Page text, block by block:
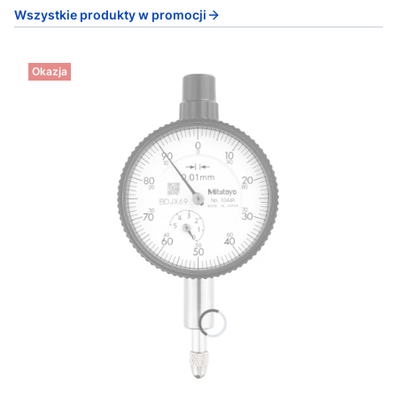
Wszystkie produkty w promocji
Okazja